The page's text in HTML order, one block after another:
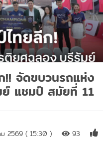
!! จัดขบวนรถแห่ง
แชมป์ สมัยที่ 11
2569 ( 15:30 ) 93